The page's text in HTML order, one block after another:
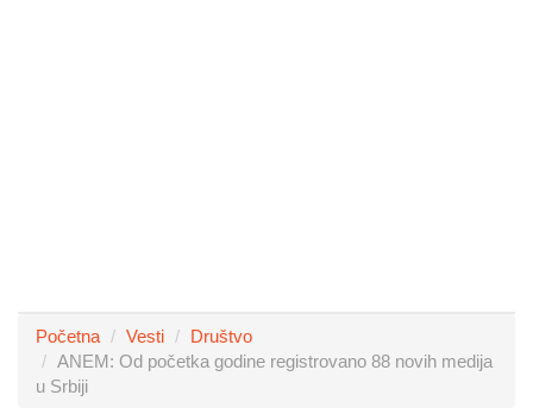
Početna Vesti
Društvo
ANEM: Od početka godine registrovano 88 novih medija
u Srbiji